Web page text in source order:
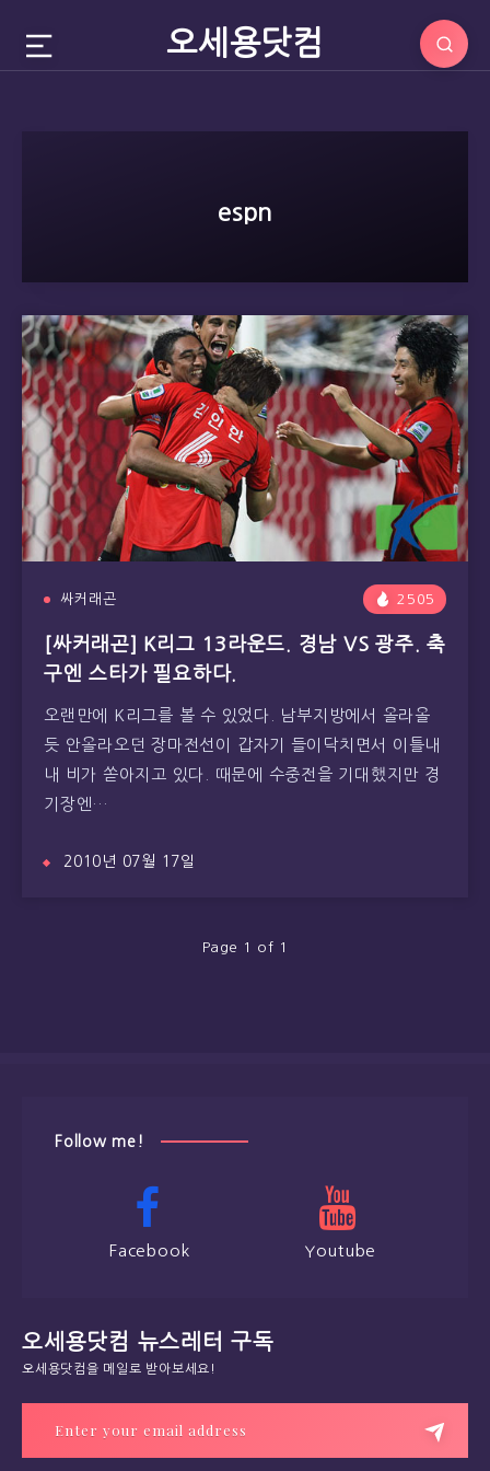
오세용닷컴
espn
싸커래곤 2505
[싸커래곤] K리그 13라운드. 경남 VS 광주. 축
구엔 스타가 필요하다.
오랜만에 K리그를 볼 수 있었다. 남부지방에서 올라올
듯 안올라오던 장마전선이 갑자기 들이닥치면서 이틀내
내 비가 쏟아지고 있다. 때문에 수중전을 기대했지만 경
기장엔…
2010년 07월 17일
Page 1 of 1
Follow me!
Facebook Youtube
오세용닷컴 뉴스레터 구독
오세용닷컴을 메일로 받아보세요!